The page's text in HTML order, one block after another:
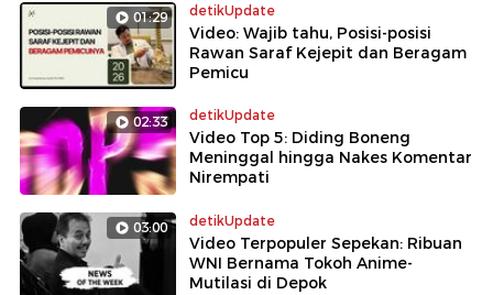
01:29 detikUpdate
Video: Wajib tahu, Posisi-posisi
Rawan Saraf Kejepit dan Beragam
Pemicu
02:33 detikUpdate
Video Top 5: Diding Boneng
Meninggal hingga Nakes Komentar
Nirempati
03:00 detikUpdate
Video Terpopuler Sepekan: Ribuan
WNI Bernama Tokoh Anime-
Mutilasi di Depok